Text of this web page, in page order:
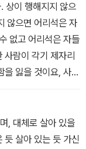
. 상이 행해지지 않으
않으면 어리석은 자
없고 어리석은 자들
사람이 각기 제자리
잃을 것이요, 사물
, 대체로 살아 있을
듯 살아 있는 듯 가신